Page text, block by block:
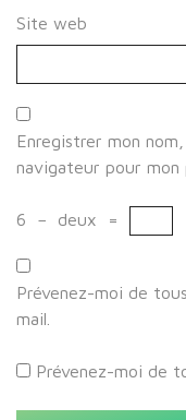
Site web
Enregistrer mon
navigateur pour mon
6 − deux =
Prévenez-moi de
mail.
Prévenez-moi de